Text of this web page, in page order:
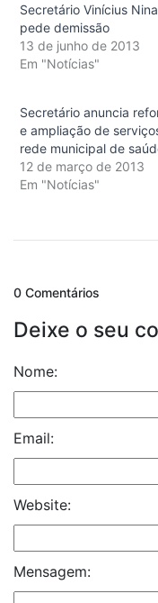
Secretário Vinícius Nina
pede demissão
13 de junho de 2013
Em "Notícias"
Secretário anuncia
e ampliação de
rede municipal de
12 de março de 2013
Em "Notícias"
0 Comentários
Deixe o seu
Nome:
Email:
Website:
Mensagem: